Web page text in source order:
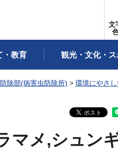
文
・教育 観光・文化・
除部(病害虫防除所) > 環境にやさ
マメ,シュン